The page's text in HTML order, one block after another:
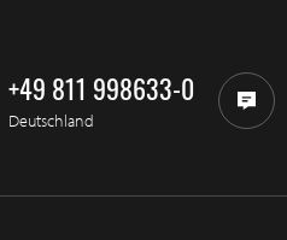
+49 811 998633-0
Deutschland